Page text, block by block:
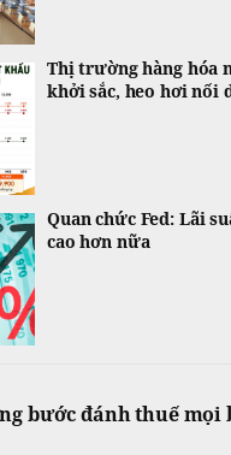
Thị trường hàng hóa
khởi sắc, heo hơi nối
Quan chức Fed: Lãi
cao hơn nữa
bước đánh thuế mọi